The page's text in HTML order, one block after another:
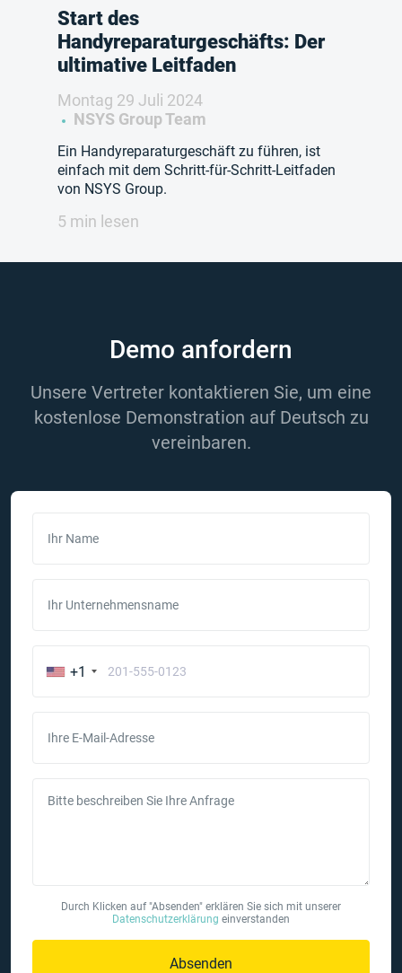
Start des
Handyreparaturgeschäfts: Der
ultimative Leitfaden
Montag 29 Juli 2024
NSYS Group Team
Ein Handyreparaturgeschäft zu führen, ist
einfach mit dem Schritt-für-Schritt-Leitfaden
von NSYS Group.
5 min lesen
Demo anfordern
Unsere Vertreter kontaktieren Sie, um eine
kostenlose Demonstration auf Deutsch zu
vereinbaren.
Ihr Name
Ihr Unternehmensname
+1
Ihre E-Mail-Adresse
Bitte beschreiben Sie Ihre Anfrage
Durch Klicken auf "Absenden" erklären Sie sich mit unserer
Datenschutzerklärung einverstanden
Absenden